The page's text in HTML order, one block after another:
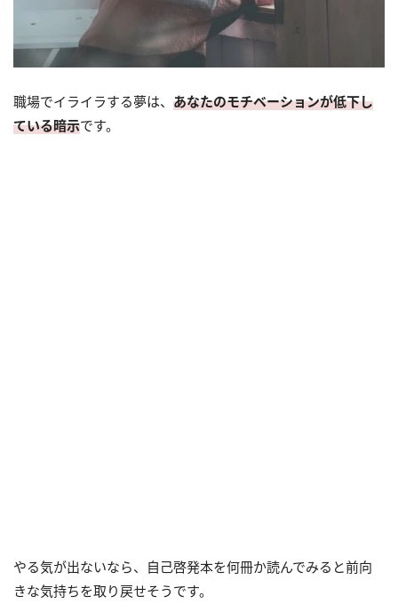
職場でイライラする夢は、 あなたのモチベーションが低下し
ている暗示です。
やる気が出ないなら、自己啓発本を何冊か読んでみると前向
きな気持ちを取り戻せそうです。